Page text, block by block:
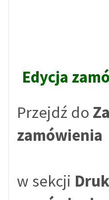
Edycja
Przejdź do
zamówienia
w sekcji